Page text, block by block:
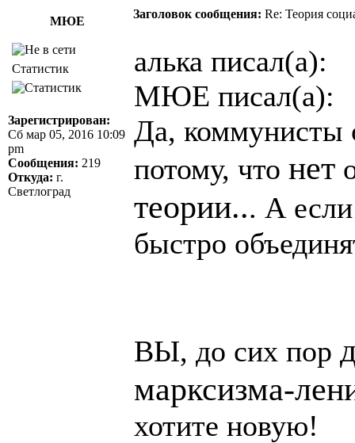
МЮЕ
Заголовок сообщения: Re: Теория
Статистик
Зарегистрирован:
Сб мар 05, 2016 10:09
pm
Сообщения: 219
Откуда: г.
Светлоград
алька писал(а):
МЮЕ писал(а):
Да, коммунисты
потому, что нет
теории... А
быстро
ВЫ, до сих пор
марксизма-
хотите новую!